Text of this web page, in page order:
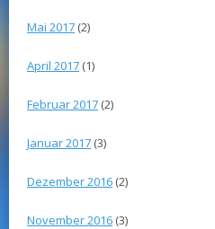
Mai 2017 (2)
April 2017 (1)
Februar 2017 (2)
Januar 2017 (3)
Dezember 2016 (2)
November 2016 (3)